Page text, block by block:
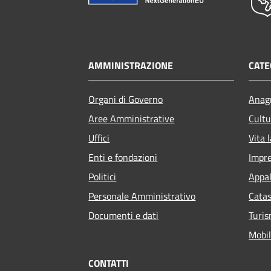
AMMINISTRAZIONE
Organi di Governo
Aree Amministrative
Uffici
Enti e fondazioni
Politici
Personale Amministrativo
Documenti e dati
Vita
CONTATTI